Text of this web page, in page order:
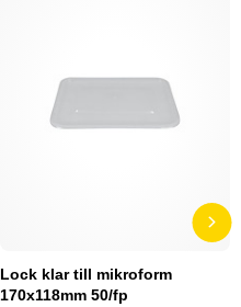
Lock klar till mikroform
170x118mm 50/fp